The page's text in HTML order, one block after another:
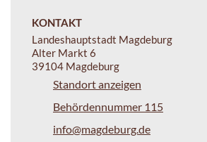
KONTAKT
Landeshauptstadt Magdeburg
Alter Markt 6
39104 Magdeburg
Standort anzeigen
Behördennummer 115
info@magdeburg.de